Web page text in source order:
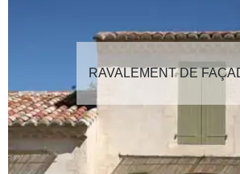
RAVALEMENT DE